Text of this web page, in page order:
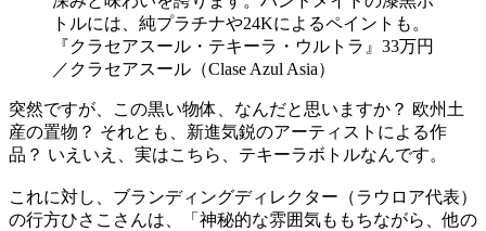
トルには、純プラチナや24Kによるペイントも。
『クラセアスール・テキーラ・ウルトラ』33万円
／クラセアスール（Clase Azul Asia）
突然ですが、この黒い物体、なんだと思いますか？ 欧州土
産の置物？ それとも、新進気鋭のアーティストによる作
品？ いえいえ、実はこちら、テキーラボトルなんです。
これに対し、ブランディングディレクター（ラウロア代表）
の行方ひさこさんは、「神秘的な雰囲気ももちながら、他の